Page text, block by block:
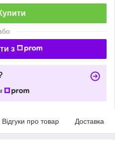
з
Відгуки про товар Доставка